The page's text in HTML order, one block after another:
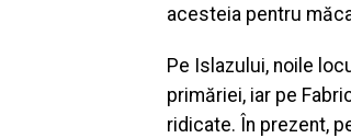
acesteia pentru
Pe Islazului, noile
primăriei, iar pe
ridicate. În prezent,